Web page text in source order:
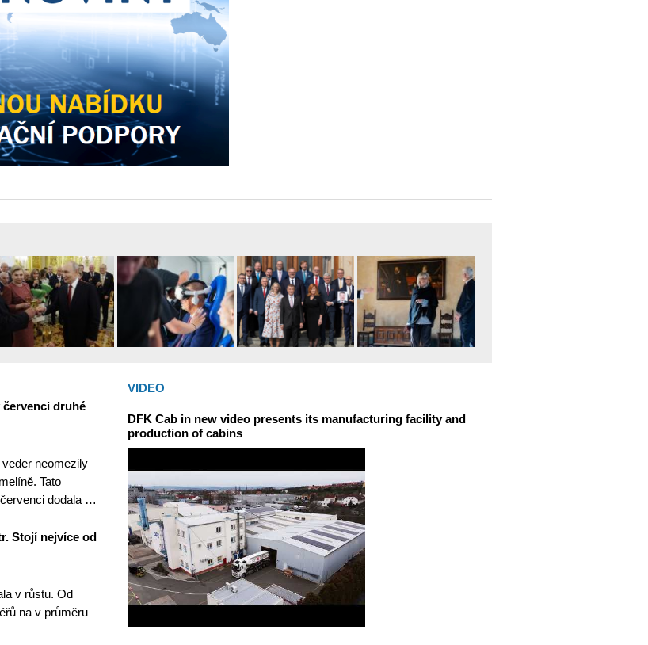
druhé
neomezily
Tato
dodala …
Stojí nejvíce od
v růstu. Od
na v průměru
VIDEO
DFK Cab in new video presents its manufacturing facility and
production of cabins